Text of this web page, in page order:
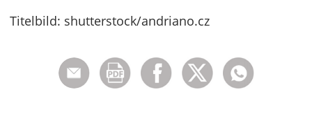
Titelbild: shutterstock/andriano.cz